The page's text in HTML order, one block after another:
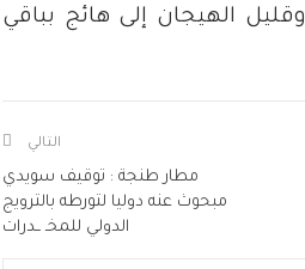
الهيجان إلى هائج بباقي
التالي
مطار طنجة : توقيف سويدي
مبحوث عنه دوليا لتورطه بالترويج
الدولي للمخـ ــدرات